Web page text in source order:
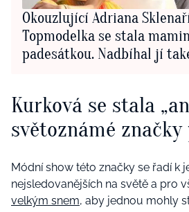
Okouzlující Adriana
Topmodelka se stala
padesátkou. Nadbíhal jí
Kurková se stala
světoznámé
Módní show této značky se řadí k
nejsledovanějších na světě a pro
velkým snem, aby jednou mohly